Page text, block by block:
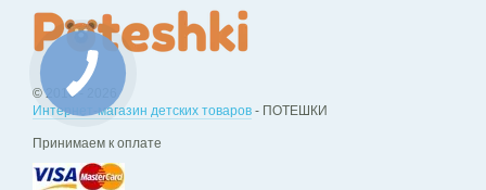
© 2018 - 2026
Интернет-магазин детских товаров - ПОТЕШКИ
Принимаем к оплате